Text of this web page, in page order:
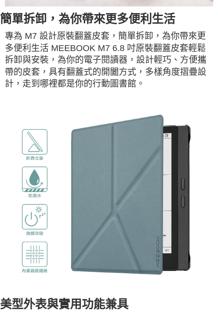
簡單拆卸，為你帶來更多便利生活
專為 M7 設計原裝翻蓋皮套，簡單拆卸，為你帶來更
多便利生活 MEEBOOK M7 6.8 吋原裝翻蓋皮套輕鬆
拆卸與安裝，為你的電子閱讀器，設計輕巧、方便攜
帶的皮套，具有翻蓋式的開闔方式，多樣角度摺疊設
計，走到哪裡都是你的行動圖書館。
美型外表與實用功能兼具